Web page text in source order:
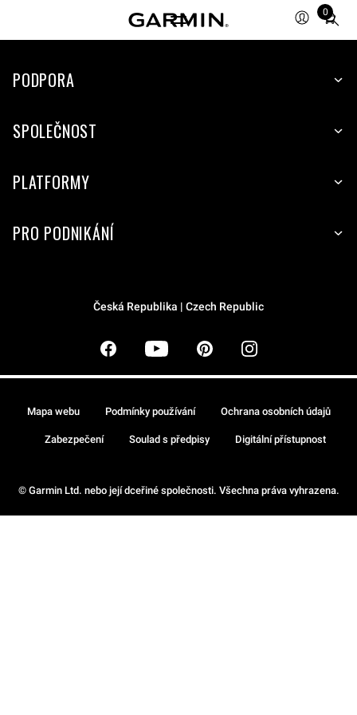
0
Total
items
cart:
PODPORA
SPOLEČNOST
PLATFORMY
PRO PODNIKÁNÍ
Česká Republika | Czech Republic
© Garmin Ltd. nebo její dceřiné společnosti. Všechna práva vyhrazena.
Mapa webu Podmínky používání Ochrana osobních údajů
Zabezpečení Soulad s předpisy Digitální přístupnost